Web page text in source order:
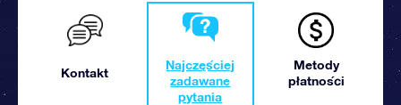
Kontakt
Najczęściej
zadawane
pytania
Metody
płatności